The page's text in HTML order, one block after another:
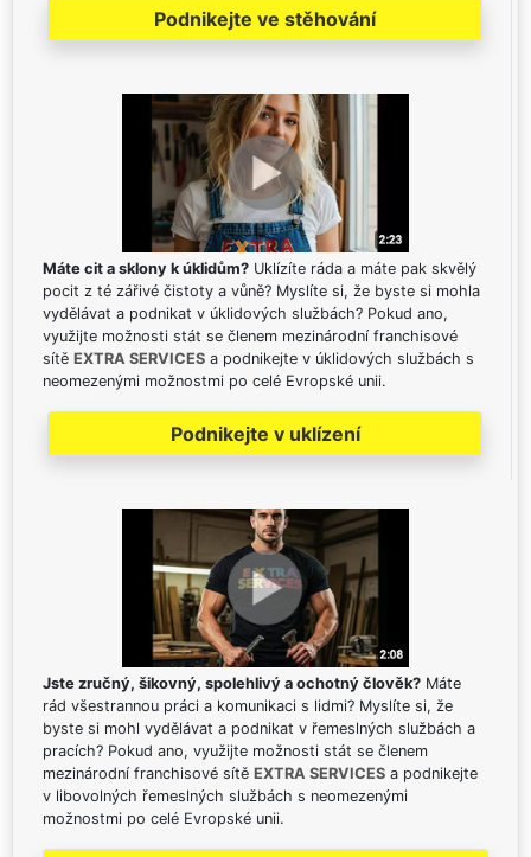
Podnikejte ve stěhování
Máte cit a sklony k úklidům? Uklízíte ráda a máte pak skvělý
pocit z té zářivé čistoty a vůně? Myslíte si, že byste si mohla
vydělávat a podnikat v úklidových službách? Pokud ano,
využijte možnosti stát se členem mezinárodní franchisové
sítě EXTRA SERVICES a podnikejte v úklidových službách s
neomezenými možnostmi po celé Evropské unii.
Podnikejte v uklízení
Jste zručný, šikovný, spolehlivý a ochotný člověk? Máte
rád všestrannou práci a komunikaci s lidmi? Myslíte si, že
byste si mohl vydělávat a podnikat v řemeslných službách a
pracích? Pokud ano, využijte možnosti stát se členem
mezinárodní franchisové sítě EXTRA SERVICES a podnikejte
v libovolných řemeslných službách s neomezenými
možnostmi po celé Evropské unii.